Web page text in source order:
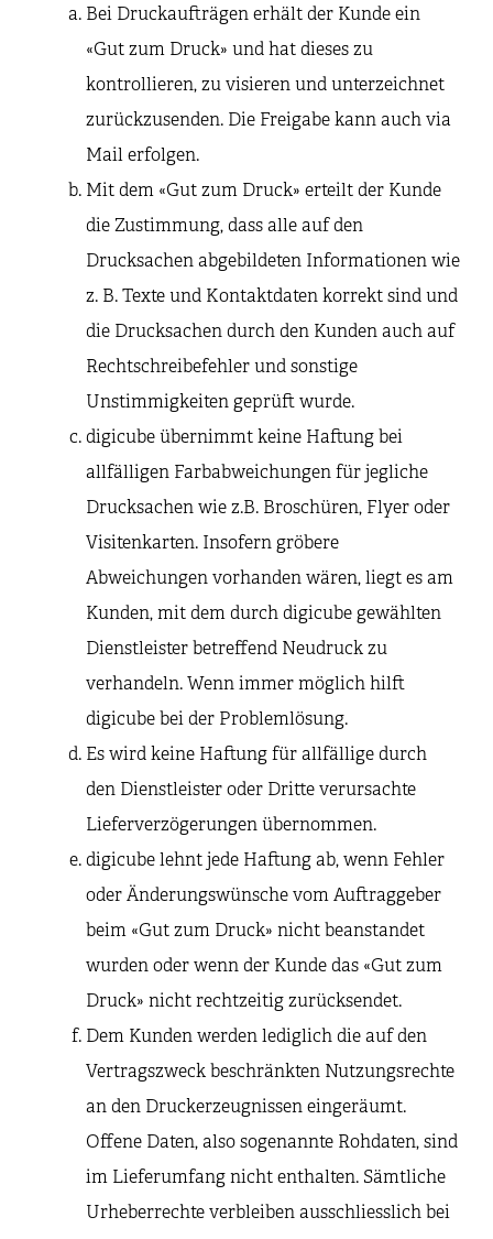
Bei Druckaufträgen erhält der Kunde ein
«Gut zum Druck» und hat dieses zu
kontrollieren, zu visieren und unterzeichnet
zurückzusenden. Die Freigabe kann auch via
Mail erfolgen.
Mit dem «Gut zum Druck» erteilt der Kunde
die Zustimmung, dass alle auf den
Drucksachen abgebildeten Informationen wie
z. B. Texte und Kontaktdaten korrekt sind und
die Drucksachen durch den Kunden auch auf
Rechtschreibefehler und sonstige
Unstimmigkeiten geprüft wurde.
digicube übernimmt keine Haftung bei
allfälligen Farbabweichungen für jegliche
Drucksachen wie z.B. Broschüren, Flyer oder
Visitenkarten. Insofern gröbere
Abweichungen vorhanden wären, liegt es am
Kunden, mit dem durch digicube gewählten
Dienstleister betreffend Neudruck zu
verhandeln. Wenn immer möglich hilft
digicube bei der Problemlösung.
Es wird keine Haftung für allfällige durch
den Dienstleister oder Dritte verursachte
Lieferverzögerungen übernommen.
digicube lehnt jede Haftung ab, wenn Fehler
oder Änderungswünsche vom Auftraggeber
beim «Gut zum Druck» nicht beanstandet
wurden oder wenn der Kunde das «Gut zum
Druck» nicht rechtzeitig zurücksendet.
Dem Kunden werden lediglich die auf den
Vertragszweck beschränkten Nutzungsrechte
an den Druckerzeugnissen eingeräumt.
Offene Daten, also sogenannte Rohdaten, sind
im Lieferumfang nicht enthalten. Sämtliche
Urheberrechte verbleiben ausschliesslich bei